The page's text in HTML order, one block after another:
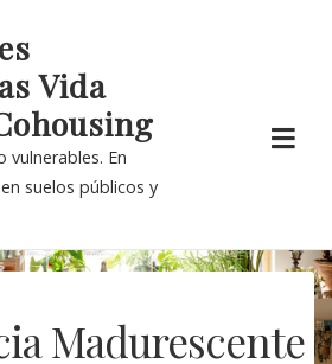
Vida
vulnerables. En
suelos públicos y
Madurescente